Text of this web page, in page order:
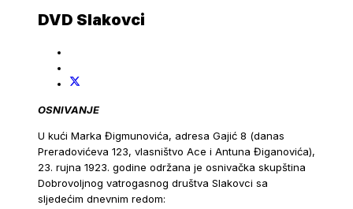
DVD Slakovci
OSNIVANJE
U kući Marka Đigmunovića, adresa Gajić 8 (danas
Preradovićeva 123, vlasništvo Ace i Antuna Điganovića),
23. rujna 1923. godine održana je osnivačka skupština
Dobrovoljnog vatrogasnog društva Slakovci sa
sljedećim dnevnim redom: